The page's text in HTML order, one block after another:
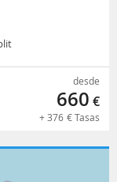
desde
660 €
+ 376 €Tasas